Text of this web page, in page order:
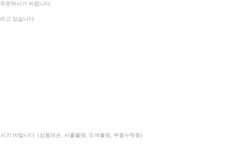
문하시기 바랍니다.
고 있습니다.
기 바랍니다. (상품파손, 사출불량, 도색불량, 부품누락등)